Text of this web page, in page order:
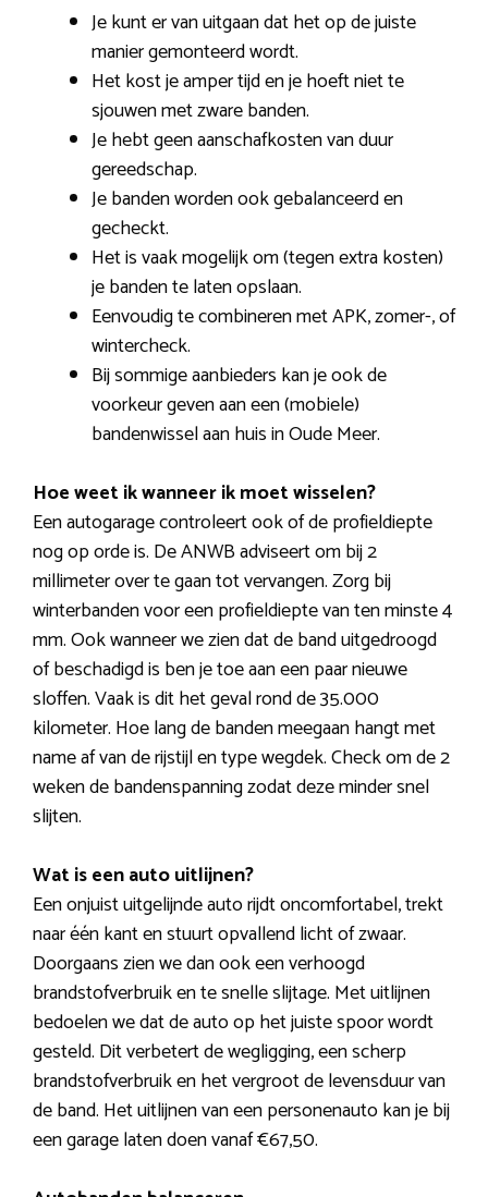
Je kunt er van uitgaan dat het op de juiste
manier gemonteerd wordt.
Het kost je amper tijd en je hoeft niet te
sjouwen met zware banden.
Je hebt geen aanschafkosten van duur
gereedschap.
Je banden worden ook gebalanceerd en
gecheckt.
Het is vaak mogelijk om (tegen extra kosten)
je banden te laten opslaan.
Eenvoudig te combineren met APK, zomer-, of
wintercheck.
Bij sommige aanbieders kan je ook de
voorkeur geven aan een (mobiele)
bandenwissel aan huis in Oude Meer.
Hoe weet ik wanneer ik moet wisselen?
Een autogarage controleert ook of de profieldiepte
nog op orde is. De ANWB adviseert om bij 2
millimeter over te gaan tot vervangen. Zorg bij
winterbanden voor een profieldiepte van ten minste 4
mm. Ook wanneer we zien dat de band uitgedroogd
of beschadigd is ben je toe aan een paar nieuwe
sloffen. Vaak is dit het geval rond de 35.000
kilometer. Hoe lang de banden meegaan hangt met
name af van de rijstijl en type wegdek. Check om de 2
weken de bandenspanning zodat deze minder snel
slijten.
Wat is een auto uitlijnen?
Een onjuist uitgelijnde auto rijdt oncomfortabel, trekt
naar één kant en stuurt opvallend licht of zwaar.
Doorgaans zien we dan ook een verhoogd
brandstofverbruik en te snelle slijtage. Met uitlijnen
bedoelen we dat de auto op het juiste spoor wordt
gesteld. Dit verbetert de wegligging, een scherp
brandstofverbruik en het vergroot de levensduur van
de band. Het uitlijnen van een personenauto kan je bij
een garage laten doen vanaf €67,50.